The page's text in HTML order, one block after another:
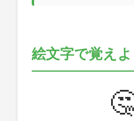
絵文字で覚えよ